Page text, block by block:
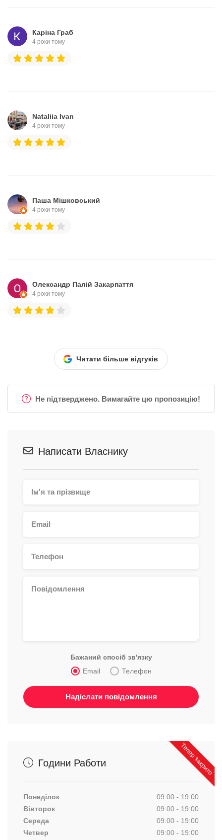
Каріна Граб
4 роки тому
Nataliia Ivan
4 роки тому
Паша Мішковський
4 роки тому
Олександр Палій Закарпаття
4 роки тому
Читати більше відгуків
Не підтверджено. Вимагайте цю пропозицію!
Написати Власнику
Бажаний спосіб зв'язку
Email
Телефон
Тепер закрито
Години Работи
Понеділок
09:00 - 19:00
Вівторок
09:00 - 19:00
Середа
09:00 - 19:00
Четвер
09:00 - 19:00